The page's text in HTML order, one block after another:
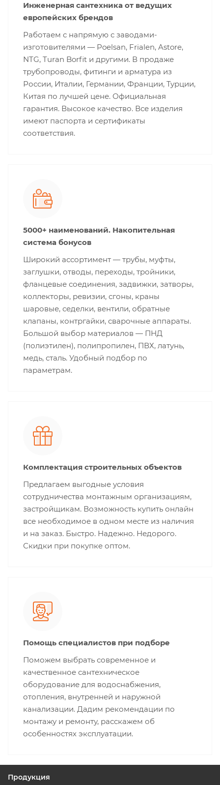
Инженерная сантехника от ведущих
европейских брендов
Работаем с напрямую с заводами-
изготовителями — Poelsan, Frialen, Astore,
NTG, Turan Borfit и другими. В продаже
трубопроводы, фитинги и арматура из
России, Италии, Германии, Франции, Турции,
Китая по лучшей цене. Официальная
гарантия. Высокое качество. Все изделия
имеют паспорта и сертификаты
соответствия.
5000+ наименований. Накопительная
система бонусов
Широкий ассортимент — трубы, муфты,
заглушки, отводы, переходы, тройники,
фланцевые соединения, задвижки, затворы,
коллекторы, ревизии, сгоны, краны
шаровые, седелки, вентили, обратные
клапаны, контргайки, сварочные аппараты.
Большой выбор материалов — ПНД
(полиэтилен), полипропилен, ПВХ, латунь,
медь, сталь. Удобный подбор по
параметрам.
Комплектация строительных объектов
Предлагаем выгодные условия
сотрудничества монтажным организациям,
застройщикам. Возможность купить онлайн
все необходимое в одном месте из наличия
и на заказ. Быстро. Надежно. Недорого.
Скидки при покупке оптом.
Помощь специалистов при подборе
Поможем выбрать современное и
качественное сантехническое
оборудование для водоснабжения,
отопления, внутренней и наружной
канализации. Дадим рекомендации по
монтажу и ремонту, расскажем об
особенностях эксплуатации.
Продукция